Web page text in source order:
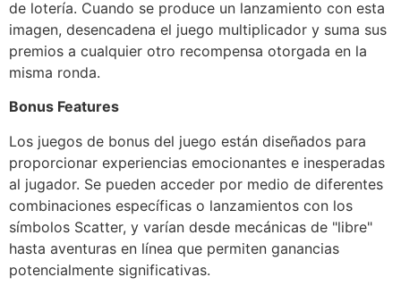
de lotería. Cuando se produce un lanzamiento con esta
imagen, desencadena el juego multiplicador y suma sus
premios a cualquier otro recompensa otorgada en la
misma ronda.
Bonus Features
Los juegos de bonus del juego están diseñados para
proporcionar experiencias emocionantes e inesperadas
al jugador. Se pueden acceder por medio de diferentes
combinaciones específicas o lanzamientos con los
símbolos Scatter, y varían desde mecánicas de "libre"
hasta aventuras en línea que permiten ganancias
potencialmente significativas.